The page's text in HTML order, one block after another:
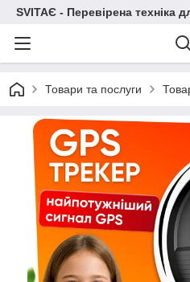
SVITAЄ - Перевірена техніка
Товари та послуги